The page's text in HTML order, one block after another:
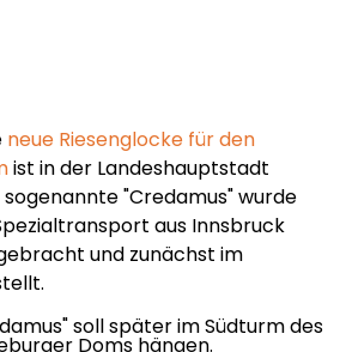
neue Riesenglocke für den
ist in der Landeshauptstadt
"Credamus" wurde
aus Innsbruck
und zunächst im